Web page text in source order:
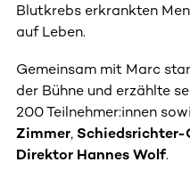
Blutkrebs erkrankten
auf Leben.
Gemeinsam mit Marc
der Bühne und erzählte
200 Teilnehmer:innen
Zimmer,
Direktor Hannes Wolf.